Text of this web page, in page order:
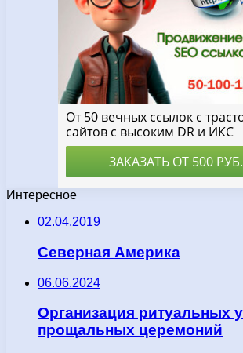
Интересное
02.04.2019
Северная Америка
06.06.2024
Организация ритуальных
прощальных церемоний